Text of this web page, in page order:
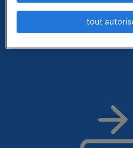
- métier et compétences :
tout